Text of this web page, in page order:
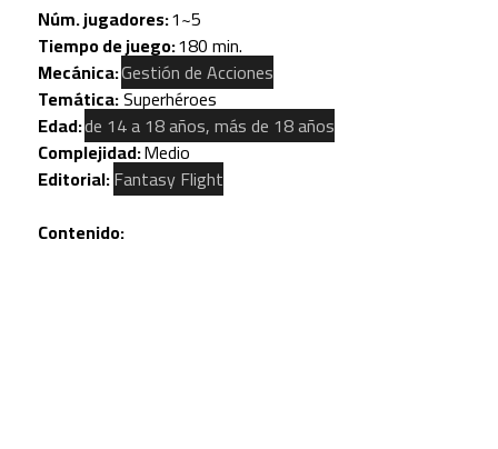
Núm. jugadores:1~5
Tiempo de juego:180 min.
Mecánica:Gestión de Acciones
Temática:Superhéroes
Edad:de 14 a 18 años, más de 18 años
Complejidad:Medio
Editorial:Fantasy Flight
Contenido: